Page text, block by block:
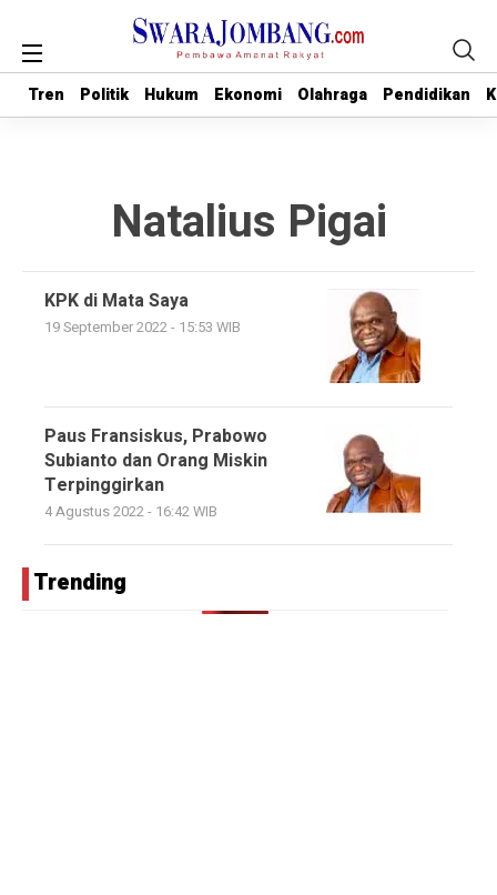
Tren Politik Hukum Ekonomi Olahraga Pendidikan
Tren Politik Hukum Ekonomi Olahraga Pendidikan
Natalius Pigai
KPK di Mata Saya
19 September 2022 - 15:53 WIB
Paus Fransiskus, Prabowo
Subianto dan Orang Miskin
Terpinggirkan
4 Agustus 2022 - 16:42 WIB
Trending